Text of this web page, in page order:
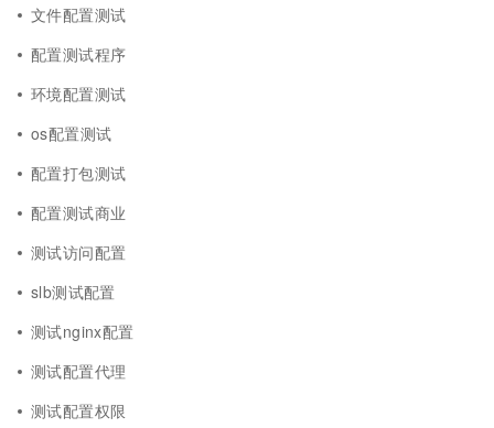
文件配置测试
配置测试程序
环境配置测试
os配置测试
配置打包测试
配置测试商业
测试访问配置
slb测试配置
测试nginx配置
测试配置代理
测试配置权限